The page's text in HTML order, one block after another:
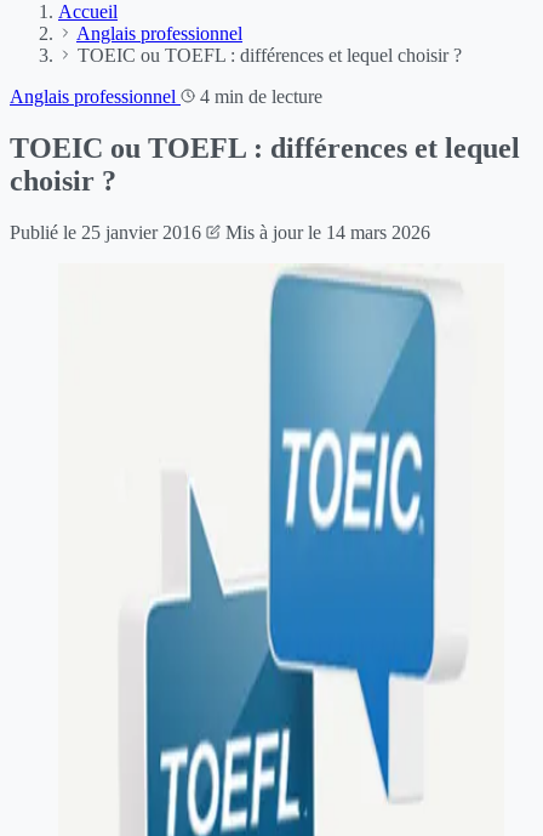
Accueil
Anglais professionnel
TOEIC ou TOEFL : différences et lequel choisir ?
Anglais professionnel
4 min de lecture
TOEIC ou TOEFL : différences et lequel
choisir ?
Publié le 25 janvier 2016 Mis à jour le 14 mars 2026